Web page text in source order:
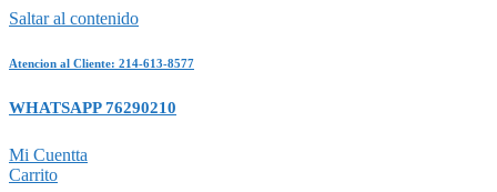
Saltar al contenido
Atencion al Cliente: 214-613-8577
WHATSAPP 76290210
Mi Cuentta
Carrito